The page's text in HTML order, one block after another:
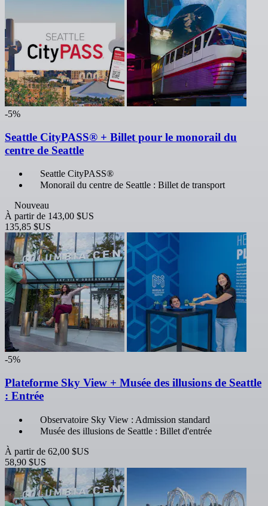
-5%
Seattle CityPASS® + Billet pour le monorail du
centre de Seattle
Seattle CityPASS®
Monorail du centre de Seattle : Billet de transport
Nouveau
À partir de 143,00 $US
135,85 $US
-5%
Plateforme Sky View + Musée des illusions de Seattle
: Entrée
Observatoire Sky View : Admission standard
Musée des illusions de Seattle : Billet d'entrée
À partir de 62,00 $US
58,90 $US